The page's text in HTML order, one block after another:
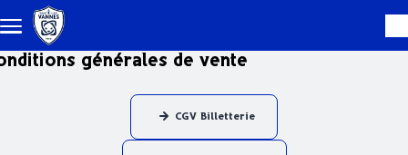
Skip to main content
générales de vente
CGV Billetterie